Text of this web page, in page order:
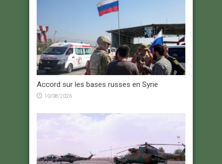
Accord sur les bases russes en Syrie
10/08/2026